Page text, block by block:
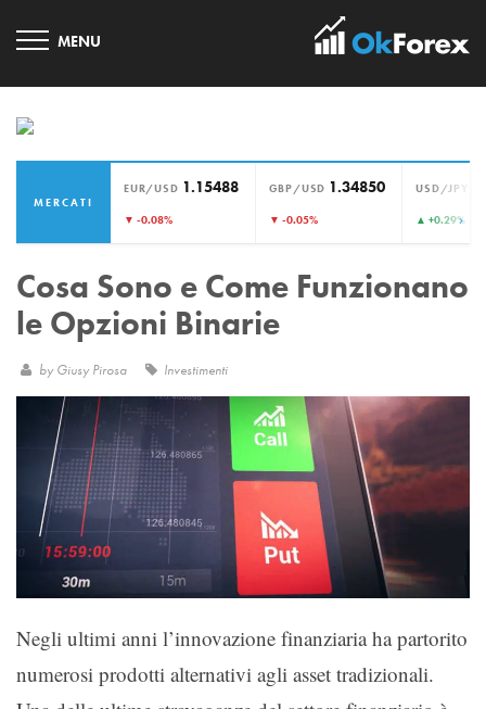
MERCATI
EUR/USD 1.15488
▼ -0.08%
GBP/USD 1.34850
▼ -0.05%
USD/JPY
▲ +0.29%
›
Cosa Sono e Come Funzionano
le Opzioni Binarie
by Giusy Pirosa Investimenti
Negli ultimi anni l’innovazione finanziaria ha partorito
numerosi prodotti alternativi agli asset tradizionali.